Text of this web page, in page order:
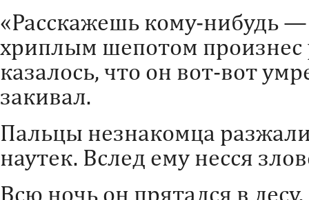
«Расскажешь кому-нибудь
хриплым шепотом произнес
казалось, что он вот-вот
закивал.
Пальцы незнакомца
наутек. Вслед ему несся
Всю ночь он прятался в